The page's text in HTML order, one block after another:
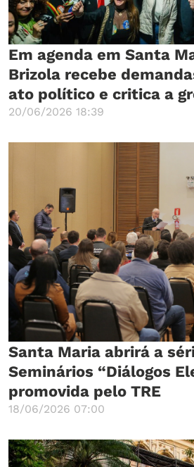
Em agenda em Santa
Brizola recebe
ato político e critica a
20/06/2026 18:39
Santa Maria abrirá a
Seminários “Diálogos
promovida pelo TRE
18/06/2026 07:00